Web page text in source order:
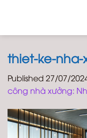
thiet-ke-nha-
Published 27/07/
công nhà xưởng: